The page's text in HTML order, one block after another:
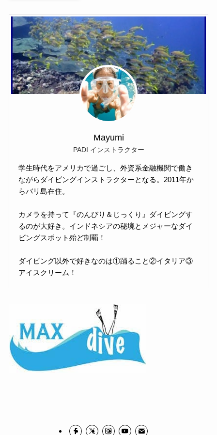
Mayumi
PADI インストラクター
学生時代をアメリカで過ごし、外資系金融機関で働き
ながらダイビングインストラクターとなる。2011年か
らバリ島在住。
カメラを持って『のんびり＆じっくり』ダイビングす
るのが大好き。インドネシアの秘境とメジャーなダイ
ビングスポット殆ど制覇！
ダイビング以外で好きなのは①踊ること②イタリア③
アイスクリーム！